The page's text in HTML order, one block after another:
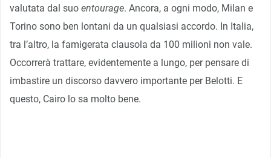
valutata dal suo entourage. Ancora, a ogni modo, Milan e
Torino sono ben lontani da un qualsiasi accordo. In Italia,
tra l’altro, la famigerata clausola da 100 milioni non vale.
Occorrerà trattare, evidentemente a lungo, per pensare di
imbastire un discorso davvero importante per Belotti. E
questo, Cairo lo sa molto bene.